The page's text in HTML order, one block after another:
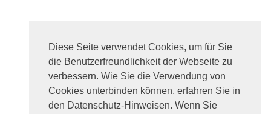
Diese Seite verwendet Cookies, um für Sie
die Benutzerfreundlichkeit der Webseite zu
verbessern. Wie Sie die Verwendung von
Cookies unterbinden können, erfahren Sie in
den Datenschutz-Hinweisen. Wenn Sie